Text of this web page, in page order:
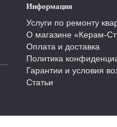
Информация
Услуги по ремонту
О магазине «Керам-
Оплата и доставка
Политика
Гарантии и условия
Статьи